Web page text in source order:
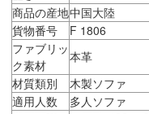
商品の産地中国大陸
貨物番号
F 1806
ファブリッ
ク素材
本革
材質類別
木製ソファ
適用人数
多人ソファ